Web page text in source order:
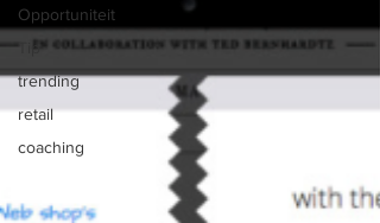
Opportuniteit
Tip
trending
retail
coaching